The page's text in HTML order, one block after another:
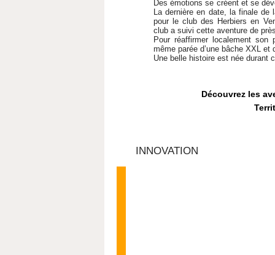
Des émotions se créent et se
La dernière en date, la finale de
pour le club des Herbiers en
club a suivi cette aventure de
Pour réaffirmer localement son
même parée d’une bâche XXL et
Une belle histoire est née durant
Découvrez les
INNOVATION